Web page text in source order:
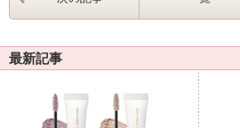
最新記事